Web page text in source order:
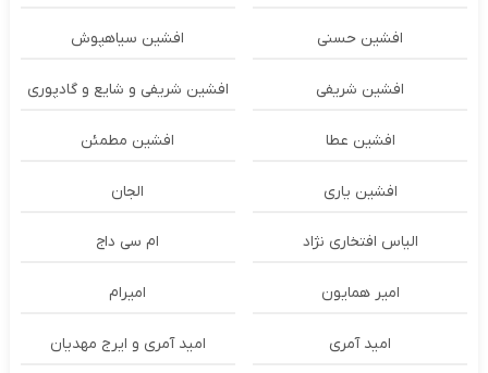
افشین حسنی افشین سیاهپوش
افشین شریفی افشین شریفی و شایع و گادپوری
افشین عطا افشین مطمئن
افشین یاری الجان
الیاس افتخاری نژاد ام سی داج
امير همايون اميرام
امید آمری امید آمری و ایرج مهدیان